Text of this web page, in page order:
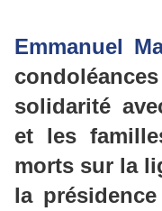
Emmanuel
solidarité
et les
morts sur la
la